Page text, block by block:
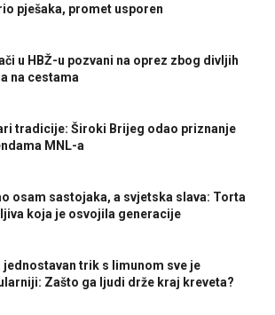
pješaka, promet usporen
u HBŽ-u pozvani na oprez zbog divljih
na cestama
tradicije: Široki Brijeg odao priznanje
MNL-a
osam sastojaka, a svjetska slava: Torta
koja je osvojila generacije
jednostavan trik s limunom sve je
Zašto ga ljudi drže kraj kreveta?